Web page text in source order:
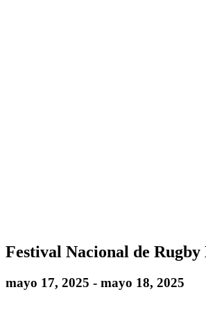
Festival Nacional de Rugby
mayo 17, 2025 - mayo 18, 2025